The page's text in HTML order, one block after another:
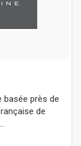
basée près de
de